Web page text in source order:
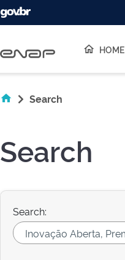
HOME
Search
Search
Search: